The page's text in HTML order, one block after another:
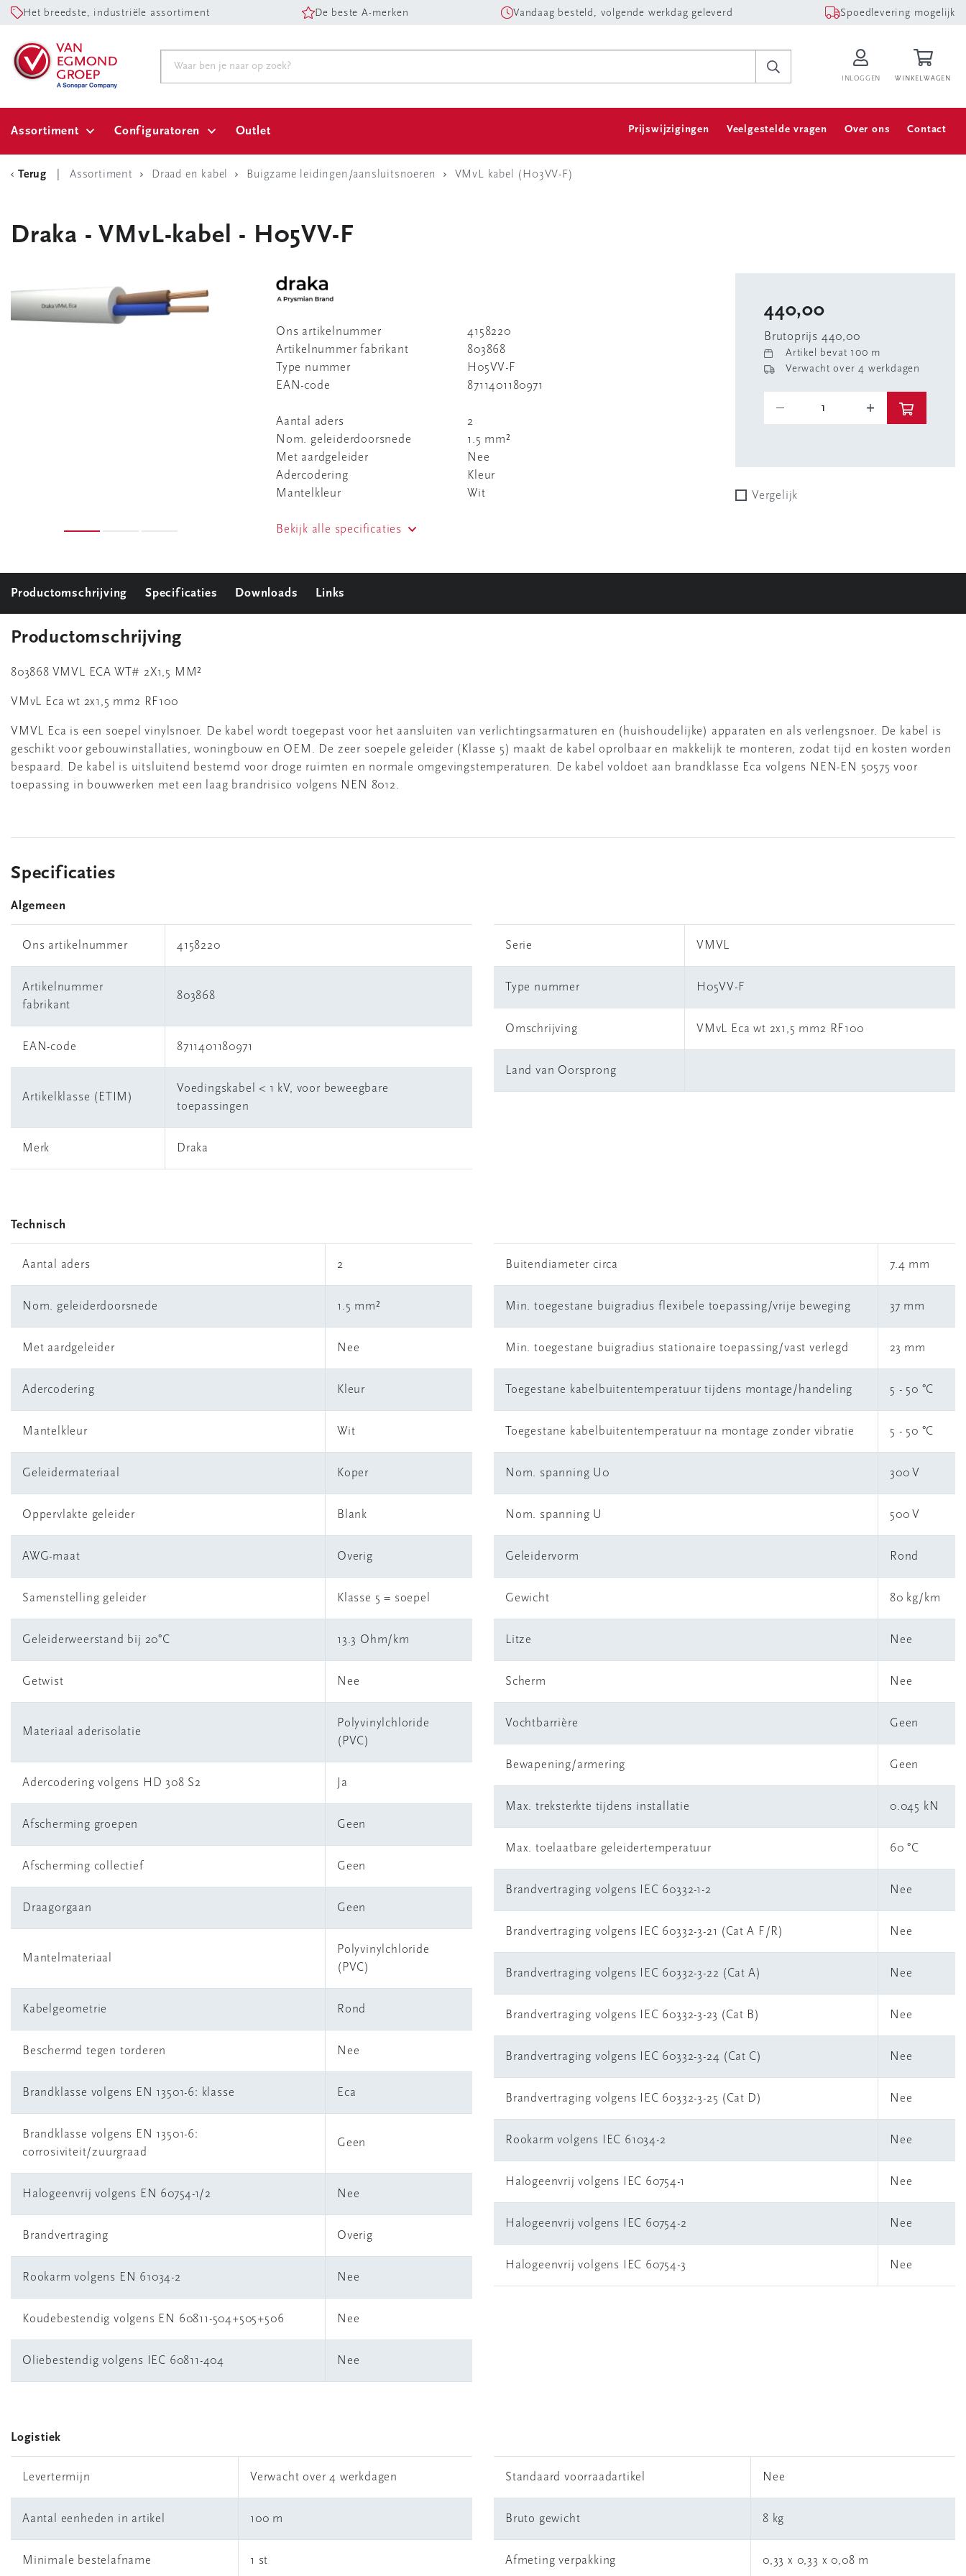
Het breedste, industriële assortiment De beste A-merken Vandaag besteld, volgende werkdag geleverd Spoedlevering mogelijk
INLOGGEN WINKELWAGEN
Assortiment Configuratoren Outlet Prijswijzigingen Veelgestelde vragen Over ons Contact
Terug Assortiment Draad en kabel Buigzame leidingen/aansluitsnoeren VMvL kabel (H03VV-F)
Draka - VMvL-kabel - H05VV-F
Ons artikelnummer
4158220
Artikelnummer fabrikant
803868
Type nummer
H05VV-F
EAN-code
8711401180971
Aantal aders
2
Nom. geleiderdoorsnede
1.5 mm²
Met aardgeleider
Nee
Adercodering
Kleur
Mantelkleur
Wit
Bekijk alle specificaties
440,00
Brutoprijs 440,00
Artikel bevat 100 m
Verwacht over 4 werkdagen
Vergelijk
Productomschrijving Specificaties Downloads Links
Productomschrijving
803868 VMVL ECA WT# 2X1,5 MM²
VMvL Eca wt 2x1,5 mm2 RF100
VMVL Eca is een soepel vinylsnoer. De kabel wordt toegepast voor het aansluiten van verlichtingsarmaturen en (huishoudelijke) apparaten en als verlengsnoer. De kabel is
geschikt voor gebouwinstallaties, woningbouw en OEM. De zeer soepele geleider (Klasse 5) maakt de kabel oprolbaar en makkelijk te monteren, zodat tijd en kosten worden
bespaard. De kabel is uitsluitend bestemd voor droge ruimten en normale omgevingstemperaturen. De kabel voldoet aan brandklasse Eca volgens NEN-EN 50575 voor
toepassing in bouwwerken met een laag brandrisico volgens NEN 8012.
Specificaties
Algemeen
Ons artikelnummer 4158220
Artikelnummer
fabrikant
803868
EAN-code 8711401180971
Artikelklasse (ETIM)
Voedingskabel < 1 kV, voor beweegbare
toepassingen
Merk Draka
Serie VMVL
Type nummer H05VV-F
Omschrijving VMvL Eca wt 2x1,5 mm2 RF100
Land van Oorsprong
Technisch
Aantal aders 2
Nom. geleiderdoorsnede 1.5 mm²
Met aardgeleider Nee
Adercodering Kleur
Mantelkleur Wit
Geleidermateriaal Koper
Oppervlakte geleider Blank
AWG-maat Overig
Samenstelling geleider Klasse 5 = soepel
Geleiderweerstand bij 20°C 13.3 Ohm/km
Getwist Nee
Materiaal aderisolatie
Polyvinylchloride
(PVC)
Adercodering volgens HD 308 S2 Ja
Afscherming groepen Geen
Afscherming collectief Geen
Draagorgaan Geen
Mantelmateriaal
Polyvinylchloride
(PVC)
Kabelgeometrie Rond
Beschermd tegen torderen Nee
Brandklasse volgens EN 13501-6: klasse Eca
Brandklasse volgens EN 13501-6:
corrosiviteit/zuurgraad
Geen
Halogeenvrij volgens EN 60754-1/2 Nee
Brandvertraging Overig
Rookarm volgens EN 61034-2 Nee
Koudebestendig volgens EN 60811-504+505+506 Nee
Oliebestendig volgens IEC 60811-404 Nee
Buitendiameter circa 7.4 mm
Min. toegestane buigradius flexibele toepassing/vrije beweging 37 mm
Min. toegestane buigradius stationaire toepassing/vast verlegd 23 mm
Toegestane kabelbuitentemperatuur tijdens montage/handeling 5 - 50 °C
Toegestane kabelbuitentemperatuur na montage zonder vibratie 5 - 50 °C
Nom. spanning U0 300 V
Nom. spanning U 500 V
Geleidervorm Rond
Gewicht 80 kg/km
Litze Nee
Scherm Nee
Vochtbarrière Geen
Bewapening/armering Geen
Max. treksterkte tijdens installatie 0.045 kN
Max. toelaatbare geleidertemperatuur 60 °C
Brandvertraging volgens IEC 60332-1-2 Nee
Brandvertraging volgens IEC 60332-3-21 (Cat A F/R) Nee
Brandvertraging volgens IEC 60332-3-22 (Cat A) Nee
Brandvertraging volgens IEC 60332-3-23 (Cat B) Nee
Brandvertraging volgens IEC 60332-3-24 (Cat C) Nee
Brandvertraging volgens IEC 60332-3-25 (Cat D) Nee
Rookarm volgens IEC 61034-2 Nee
Halogeenvrij volgens IEC 60754-1 Nee
Halogeenvrij volgens IEC 60754-2 Nee
Halogeenvrij volgens IEC 60754-3 Nee
Logistiek
Levertermijn Verwacht over 4 werkdagen
Aantal eenheden in artikel 100 m
Minimale bestelafname 1 st
Standaard voorraadartikel Nee
Bruto gewicht 8 kg
Afmeting verpakking 0,33 x 0,33 x 0,08 m